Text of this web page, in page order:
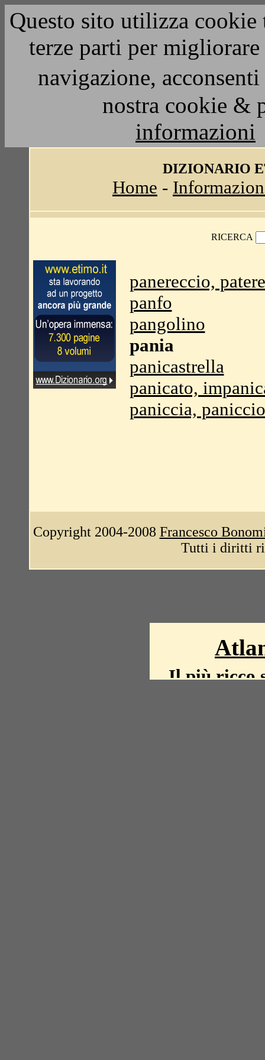
Questo sito utilizza
terze parti per
navigazione,
nostra cookie &
informazioni
DIZIONARIO
Home -
RICERCA
panereccio,
panfo
pangolino
pania
panicastrella
panicato,
paniccia, paniccio
Copyright 2004-2008 Francesco
Tutti i diritti
Il più ricco